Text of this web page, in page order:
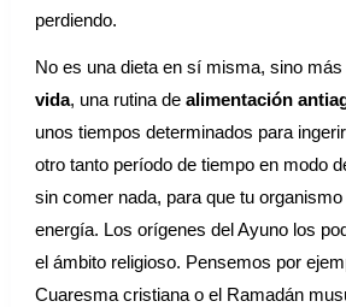
perdiendo.
No es una dieta en sí misma, sino más
vida, una rutina de alimentación
unos tiempos determinados para
otro tanto período de tiempo en modo
sin comer nada, para que tu
energía. Los orígenes del Ayuno los
el ámbito religioso. Pensemos por
Cuaresma cristiana o el Ramadán